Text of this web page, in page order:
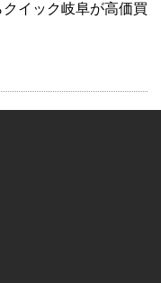
イック岐阜が高価買